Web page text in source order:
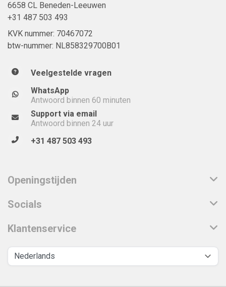
6658 CL Beneden-Leeuwen
+31 487 503 493
KVK nummer: 70467072
btw-nummer: NL858329700B01
Veelgestelde vragen
WhatsApp
Antwoord binnen 60 minuten
Support via email
Antwoord binnen 24 uur
+31 487 503 493
Openingstijden
Socials
Klantenservice